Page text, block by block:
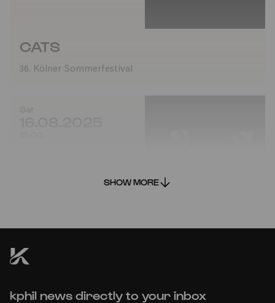
CATS
36. Kölner Sommerfestival
CATS
SHOW MORE
kphil news directly to your inbox